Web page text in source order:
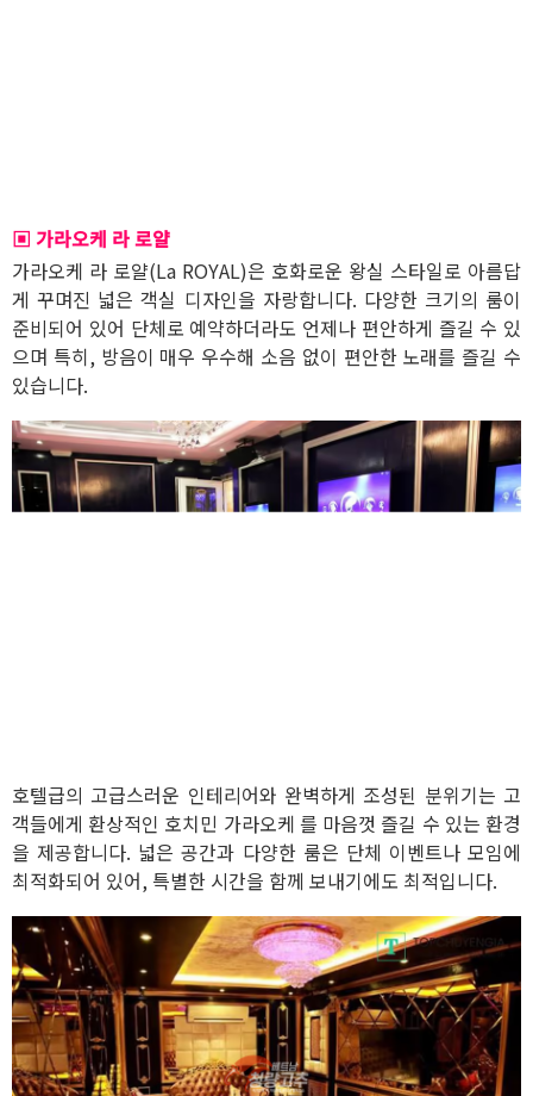
▣ 가라오케 라 로얄
가라오케 라 로얄(La ROYAL)은 호화로운 왕실 스타일로 아름답
게 꾸며진 넓은 객실 디자인을 자랑합니다. 다양한 크기의 룸이
준비되어 있어 단체로 예약하더라도 언제나 편안하게 즐길 수 있
으며 특히, 방음이 매우 우수해 소음 없이 편안한 노래를 즐길 수
있습니다.
호텔급의 고급스러운 인테리어와 완벽하게 조성된 분위기는 고
객들에게 환상적인 호치민 가라오케 를 마음껏 즐길 수 있는 환경
을 제공합니다. 넓은 공간과 다양한 룸은 단체 이벤트나 모임에
최적화되어 있어, 특별한 시간을 함께 보내기에도 최적입니다.